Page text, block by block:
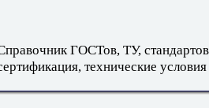
ГОСТов, ТУ,
технические условия